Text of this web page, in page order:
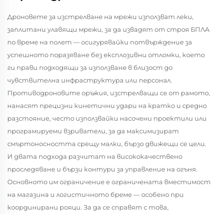
Дроновете за изстрелване на мрежи използват леки,
заплитани улавящи мрежи, за да извадят от строя БПЛА
по време на полет — осигурявайки потвърждение за
успешното поразяване без експлозивни отломки, което
ги прави подходящи за използване в близост до
чувствителна инфраструктура или персонал.
Противодроновите оръжия, изстрелващи се от рамото,
нанасят прецизни кинетични удари на кратко и средно
разстояние, често използвайки насочени проектили или
програмируеми взриватели, за да максимизират
смъртоносността срещу малки, бързо движещи се цели.
И двата подхода разчитат на висококачествено
проследяване и бързи контури за управление на огъня.
Основното им ограничение е ограничената вместимост
на магазина и логистичното бреме — особено при
координирани рояци. За да се справят с това,